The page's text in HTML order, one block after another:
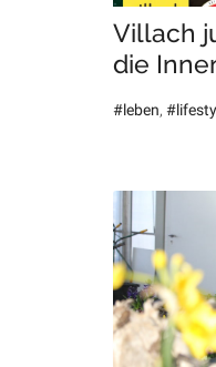
Villach
die
#leben,